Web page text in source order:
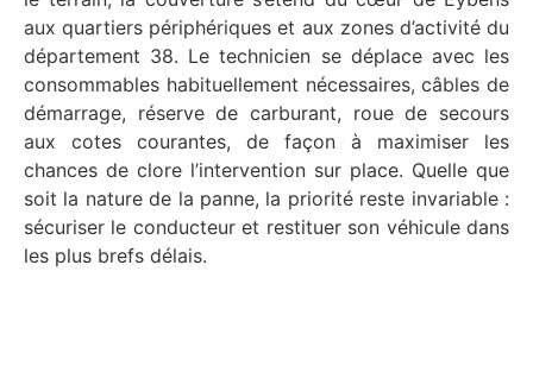
aux quartiers périphériques et aux zones d’activité du
département 38. Le technicien se déplace avec les
consommables habituellement nécessaires, câbles de
démarrage, réserve de carburant, roue de secours
aux cotes courantes, de façon à maximiser les
chances de clore l’intervention sur place. Quelle que
soit la nature de la panne, la priorité reste invariable :
sécuriser le conducteur et restituer son véhicule dans
les plus brefs délais.